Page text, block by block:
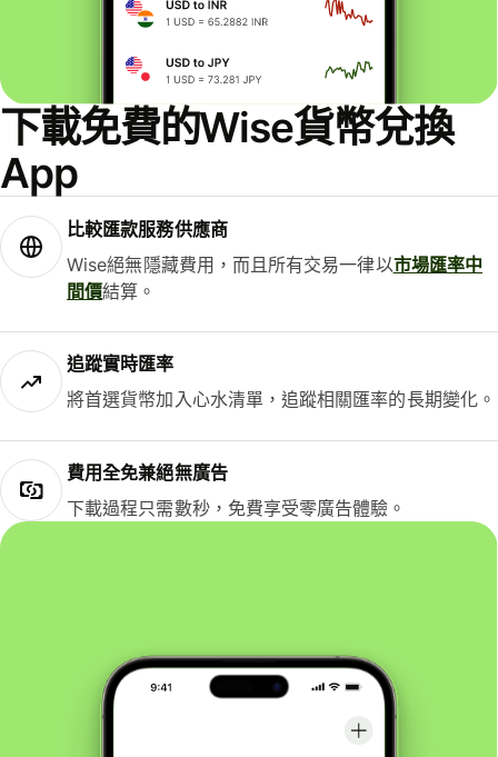
下載免費的Wise貨幣兌換
App
比較匯款服務供應商
Wise絕無隱藏費用，而且所有交易一律以市場匯率中
間價結算。
追蹤實時匯率
將首選貨幣加入心水清單，追蹤相關匯率的長期變化。
費用全免兼絕無廣告
下載過程只需數秒，免費享受零廣告體驗。